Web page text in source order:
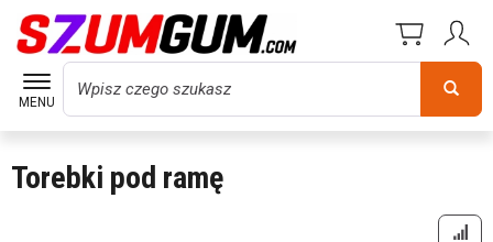
MENU
Wyszukaj
Torebki pod ramę